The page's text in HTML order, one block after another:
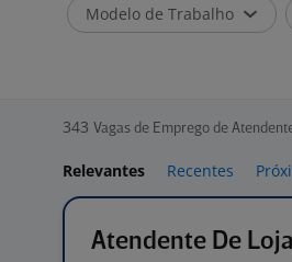
Modelo de Trabalho
343 Vagas de Emprego de
Relevantes Recentes
Atendente De